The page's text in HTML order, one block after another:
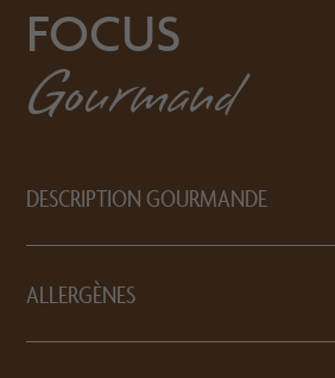
FOCUS
Gourmand
DESCRIPTION GOURMANDE
ALLERGÈNES